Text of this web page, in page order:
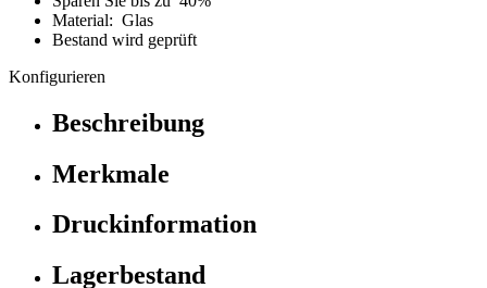
Material: Glas
Bestand wird geprüft
Konfigurieren
Beschreibung
Merkmale
Druckinformation
Lagerbestand